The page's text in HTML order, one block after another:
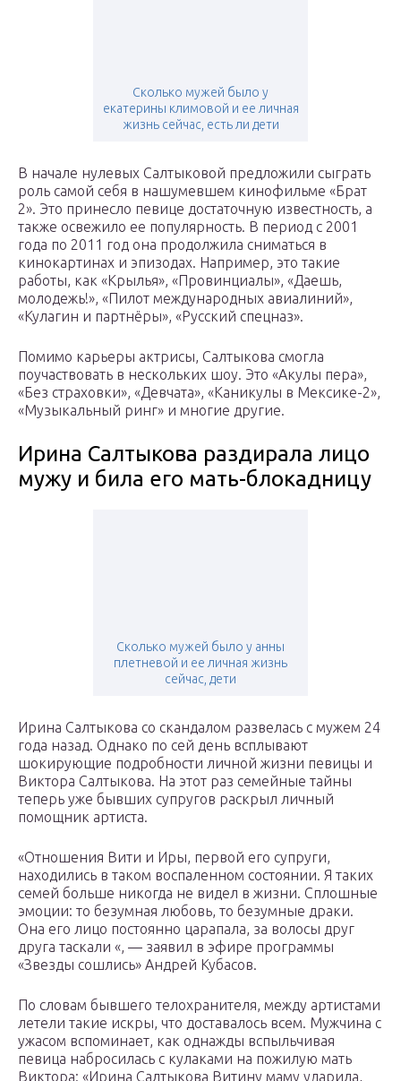
Сколько мужей было у
екатерины климовой и ее личная
жизнь сейчас, есть ли дети
В начале нулевых Салтыковой предложили сыграть
роль самой себя в нашумевшем кинофильме «Брат
2». Это принесло певице достаточную известность, а
также освежило ее популярность. В период с 2001
года по 2011 год она продолжила сниматься в
кинокартинах и эпизодах. Например, это такие
работы, как «Крылья», «Провинциалы», «Даешь,
молодежь!», «Пилот международных авиалиний»,
«Кулагин и партнёры», «Русский спецназ».
Помимо карьеры актрисы, Салтыкова смогла
поучаствовать в нескольких шоу. Это «Акулы пера»,
«Без страховки», «Девчата», «Каникулы в Мексике-2»,
«Музыкальный ринг» и многие другие.
Ирина Салтыкова раздирала лицо
мужу и била его мать-блокадницу
Сколько мужей было у анны
плетневой и ее личная жизнь
сейчас, дети
Ирина Салтыкова со скандалом развелась с мужем 24
года назад. Однако по сей день всплывают
шокирующие подробности личной жизни певицы и
Виктора Салтыкова. На этот раз семейные тайны
теперь уже бывших супругов раскрыл личный
помощник артиста.
«Отношения Вити и Иры, первой его супруги,
находились в таком воспаленном состоянии. Я таких
семей больше никогда не видел в жизни. Сплошные
эмоции: то безумная любовь, то безумные драки.
Она его лицо постоянно царапала, за волосы друг
друга таскали «, — заявил в эфире программы
«Звезды сошлись» Андрей Кубасов.
По словам бывшего телохранителя, между артистами
летели такие искры, что доставалось всем. Мужчина с
ужасом вспоминает, как однажды вспыльчивая
певица набросилась с кулаками на пожилую мать
Виктора: «Ирина Салтыкова Витину маму ударила,